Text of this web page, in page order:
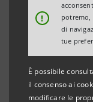
!
potremo,
di
tue
È possibile
il consenso ai
modificare le
Nuovo
miliardi
Tutte le
pre-